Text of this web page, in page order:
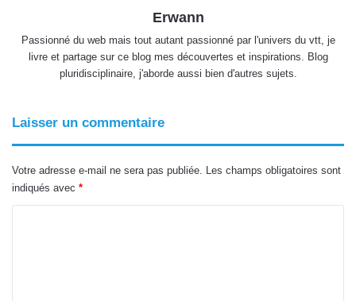
Erwann
Passionné du web mais tout autant passionné par l'univers du vtt, je
livre et partage sur ce blog mes découvertes et inspirations. Blog
pluridisciplinaire, j'aborde aussi bien d'autres sujets.
Laisser un commentaire
Votre adresse e-mail ne sera pas publiée. Les champs obligatoires sont
indiqués avec *